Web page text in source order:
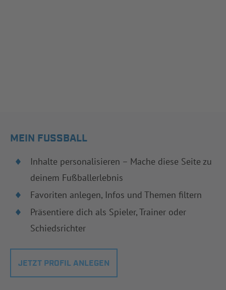
MEIN FUSSBALL
Inhalte personalisieren – Mache diese Seite zu
deinem Fußballerlebnis
Favoriten anlegen, Infos und Themen filtern
Präsentiere dich als Spieler, Trainer oder
Schiedsrichter
JETZT PROFIL ANLEGEN